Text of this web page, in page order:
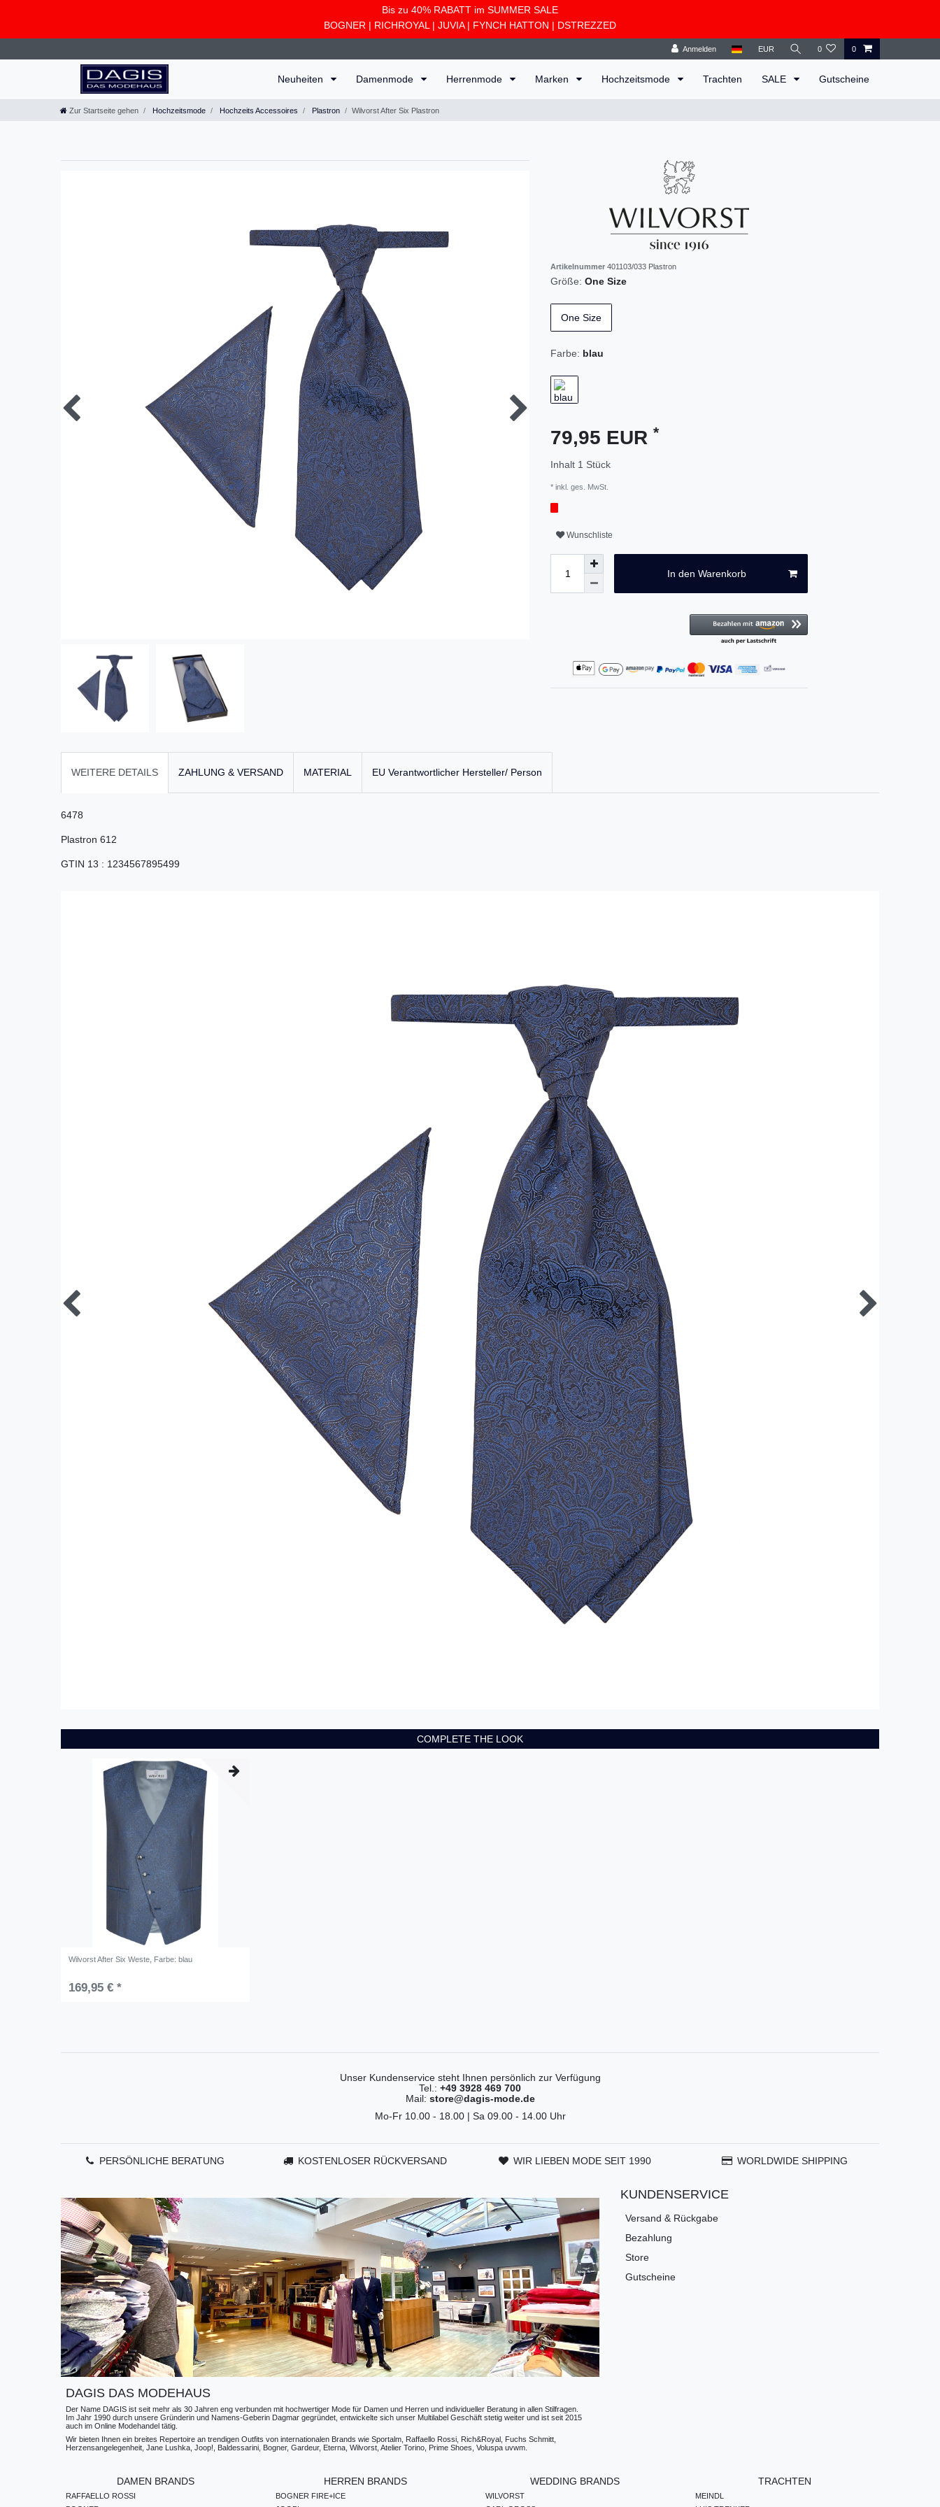
Bis zu 40% RABATT im SUMMER SALE
BOGNER | RICHROYAL | JUVIA| FYNCH HATTON | DSTREZZED
Anmelden EUR 0 0
Neuheiten Damenmode Herrenmode Marken Hochzeitsmode Trachten SALE Gutscheine
Zur Startseite gehen Hochzeitsmode Hochzeits Accessoires Plastron Wilvorst After Six Plastron
Artikelnummer 401103/033 Plastron
Größe: One Size
One Size
Farbe: blau
79,95 EUR *
Inhalt 1 Stück
* inkl. ges. MwSt.
Wunschliste
In den Warenkorb
WEITERE DETAILS ZAHLUNG & VERSAND MATERIAL EU Verantwortlicher Hersteller/ Person
6478
Plastron 612
GTIN 13 : 1234567895499
COMPLETE THE LOOK
Wilvorst After Six Weste, Farbe: blau
169,95 € *
Unser Kundenservice steht Ihnen persönlich zur Verfügung
Tel.: +49 3928 469 700
Mail: store@dagis-mode.de
Mo-Fr 10.00 - 18.00 | Sa 09.00 - 14.00 Uhr
PERSÖNLICHE BERATUNG KOSTENLOSER RÜCKVERSAND WIR LIEBEN MODE SEIT 1990 WORLDWIDE SHIPPING
DAGIS DAS MODEHAUS
Der Name DAGIS ist seit mehr als 30 Jahren eng verbunden mit hochwertiger Mode für Damen und Herren und individueller Beratung in allen Stilfragen.
Im Jahr 1990 durch unsere Gründerin und Namens-Geberin Dagmar gegründet, entwickelte sich unser Multilabel Geschäft stetig weiter und ist seit 2015
auch im Online Modehandel tätig.
Wir bieten Ihnen ein breites Repertoire an trendigen Outfits von internationalen Brands wie Sportalm, Raffaello Rossi, Rich&Royal, Fuchs Schmitt,
Herzensangelegenheit, Jane Lushka, Joop!, Baldessarini, Bogner, Gardeur, Eterna, Wilvorst, Atelier Torino, Prime Shoes, Voluspa uvwm.
KUNDENSERVICE
Versand & Rückgabe
Bezahlung
Store
Gutscheine
DAMEN BRANDS
RAFFAELLO ROSSI
HERREN BRANDS
BOGNER FIRE+ICE
WEDDING BRANDS
WILVORST
TRACHTEN
MEINDL